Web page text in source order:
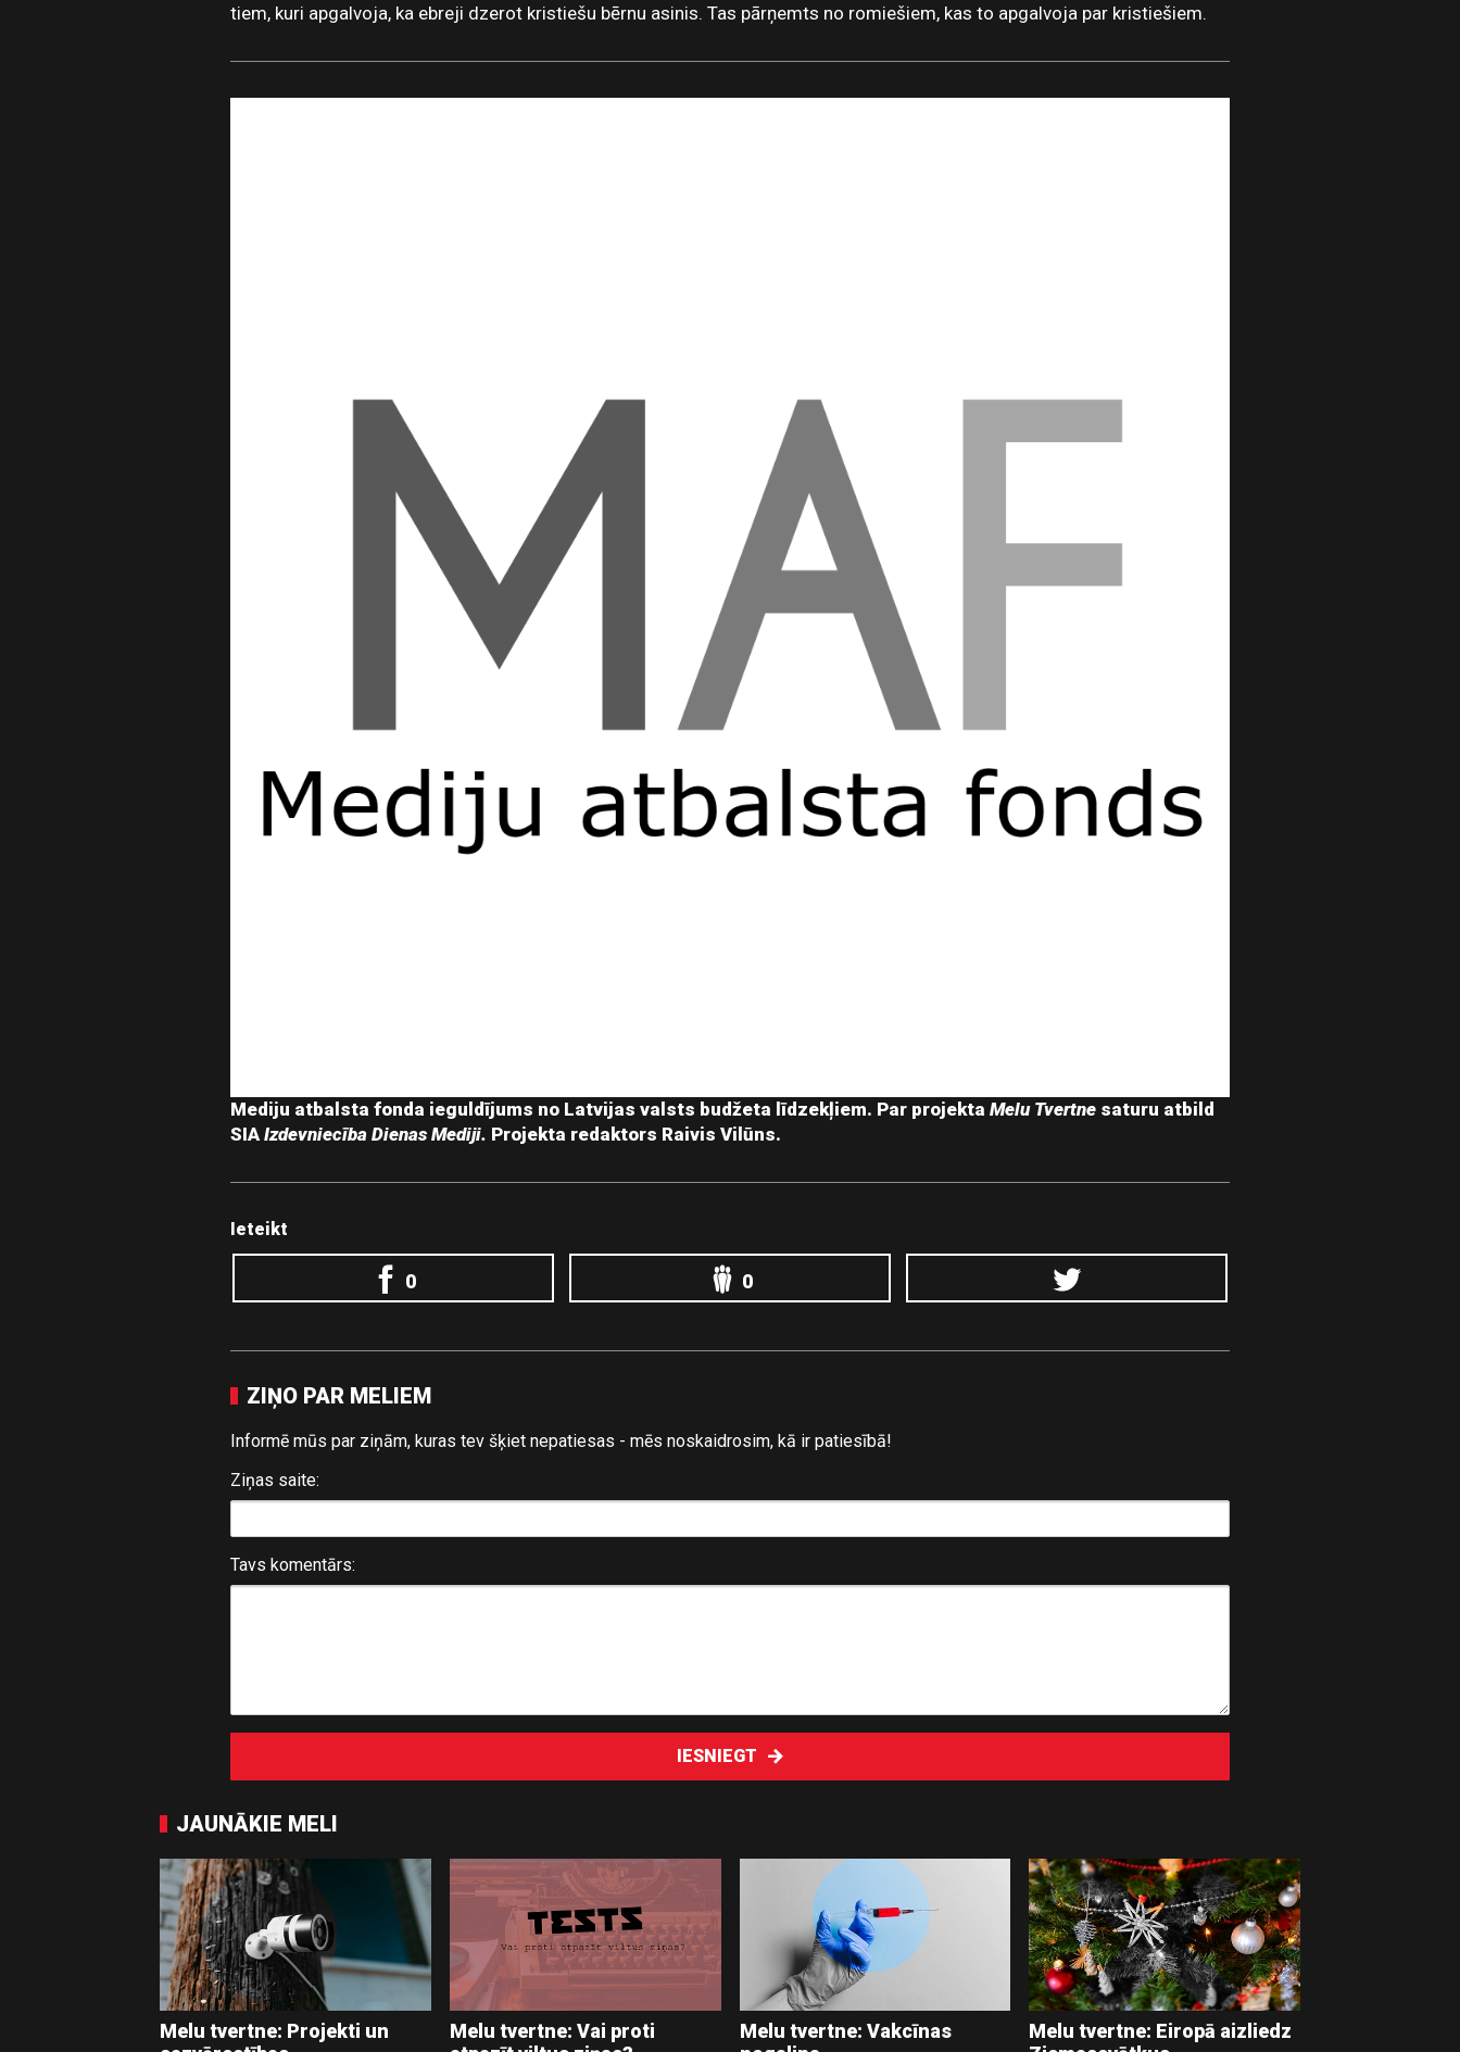
tiem, kuri apgalvoja, ka ebreji dzerot kristiešu bērnu asinis. Tas pārņemts no romiešiem, kas to apgalvoja par kristiešiem.
Mediju atbalsta fonda ieguldījums no Latvijas valsts budžeta līdzekļiem. Par projekta Melu Tvertne saturu atbild
SIA Izdevniecība Dienas Mediji. Projekta redaktors Raivis Vilūns.
Ieteikt
0 0
ZIŅO PAR MELIEM
Informē mūs par ziņām, kuras tev šķiet nepatiesas - mēs noskaidrosim, kā ir patiesībā!
Ziņas saite:
Tavs komentārs:
IESNIEGT
JAUNĀKIE MELI
Melu tvertne: Projekti un
Melu tvertne: Vai proti
Melu tvertne: Vakcīnas
Melu tvertne: Eiropā aizliedz